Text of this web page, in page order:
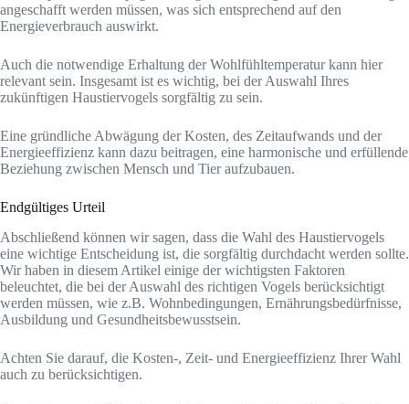
angeschafft werden müssen, was sich entsprechend auf den
Energieverbrauch auswirkt.
Auch die notwendige Erhaltung der Wohlfühltemperatur kann hier
relevant sein. Insgesamt ist es wichtig, bei der Auswahl Ihres
zukünftigen Haustiervogels sorgfältig zu sein.
Eine gründliche Abwägung der Kosten, des Zeitaufwands und der
Energieeffizienz kann dazu beitragen, eine harmonische und erfüllende
Beziehung zwischen Mensch und Tier aufzubauen.
Endgültiges Urteil
Abschließend können wir sagen, dass die Wahl des Haustiervogels
eine wichtige Entscheidung ist, die sorgfältig durchdacht werden sollte.
Wir haben in diesem Artikel einige der wichtigsten Faktoren
beleuchtet, die bei der Auswahl des richtigen Vogels berücksichtigt
werden müssen, wie z.B. Wohnbedingungen, Ernährungsbedürfnisse,
Ausbildung und Gesundheitsbewusstsein.
Achten Sie darauf, die Kosten-, Zeit- und Energieeffizienz Ihrer Wahl
auch zu berücksichtigen.